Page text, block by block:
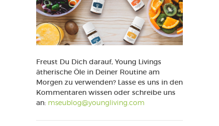
Freust Du Dich darauf, Young Livings
ätherische Öle in Deiner Routine am
Morgen zu verwenden? Lasse es uns in den
Kommentaren wissen oder schreibe uns
an: mseublog@youngliving.com